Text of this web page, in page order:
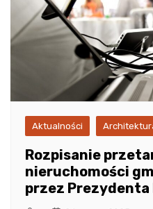
Aktualności
Rozpisanie
nieruchomości
przez Prezydenta